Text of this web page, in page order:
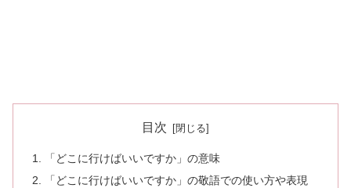
目次
「どこに行けばいいですか」の意味
「どこに行けばいいですか」の敬語での使い方や表現